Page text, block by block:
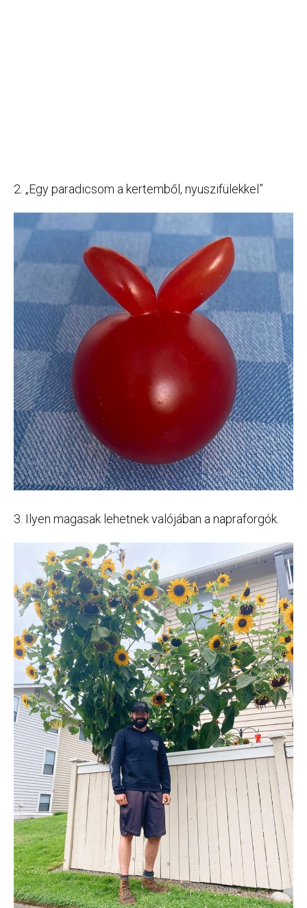
2. „Egy paradicsom a kertemből, nyuszifülekkel”
3. Ilyen magasak lehetnek valójában a napraforgók.